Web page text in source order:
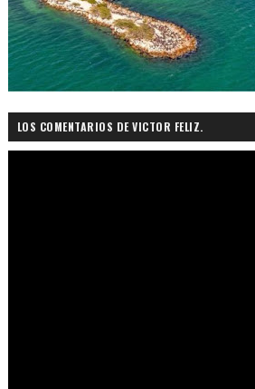
LOS COMENTARIOS DE VICTOR FELIZ.